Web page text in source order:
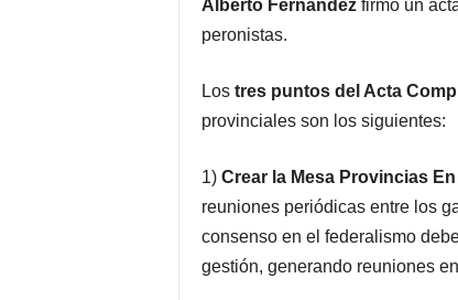
Alberto Fernándezfirmó un
peronistas.
Los tres puntos del Acta
provinciales son los siguientes:
1) Crear la Mesa Provincias En
reuniones periódicas entre los
consenso en el federalismo
gestión, generando reuniones